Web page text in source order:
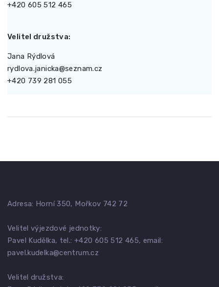
+420 605 512 465
Velitel družstva:
Jana Rýdlová
rydlova.janicka@seznam.cz
+420 739 281 055
Adresa: Horní 350, Mořkov 742 72
Velitel výjezdové jednotky:
Pavel Kudělka, tel.: +420 605 512 465, email:
pavel.kudelka@centrum.cz
Velitel družstva: